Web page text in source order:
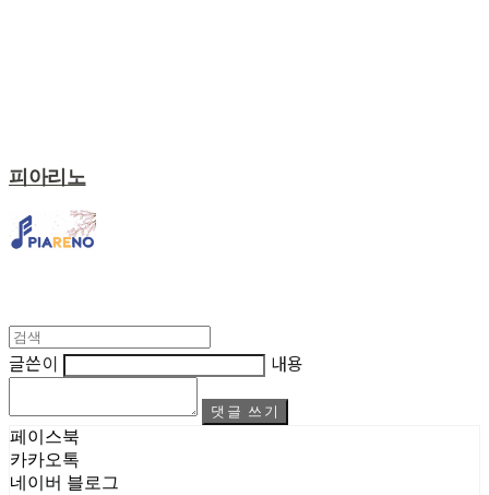
피아리노
글쓴이 내용
댓글 쓰기
페이스북
카카오톡
네이버 블로그